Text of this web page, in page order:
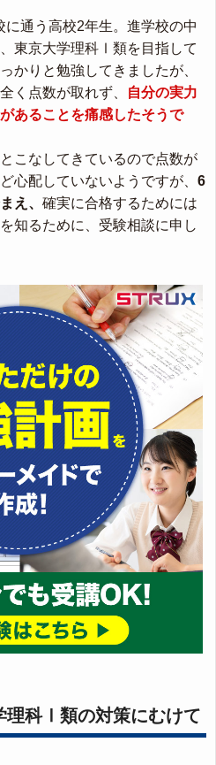
通う高校2年生。進学校の中
東京大学理科Ⅰ類を目指して
かりと勉強してきましたが、
く点数が取れず、
自分の実力
あることを痛感したそうで
こなしてきているので点数が
心配していないようですが、 6
え、 確実に合格するためには
知るために、受験相談に申し
理科Ⅰ類の対策にむけて